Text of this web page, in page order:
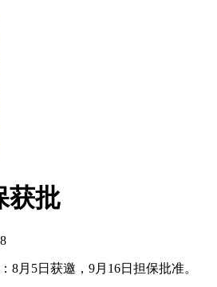
获批
8月5日获邀，9月16日担保批准。